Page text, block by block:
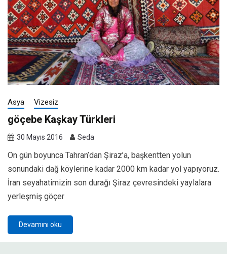
Asya Vizesiz
göçebe Kaşkay Türkleri
30 Mayıs 2016 Seda
On gün boyunca Tahran’dan Şiraz’a, başkentten yolun
sonundaki dağ köylerine kadar 2000 km kadar yol yapıyoruz.
İran seyahatimizin son durağı Şiraz çevresindeki yaylalara
yerleşmiş göçer
Devamını oku